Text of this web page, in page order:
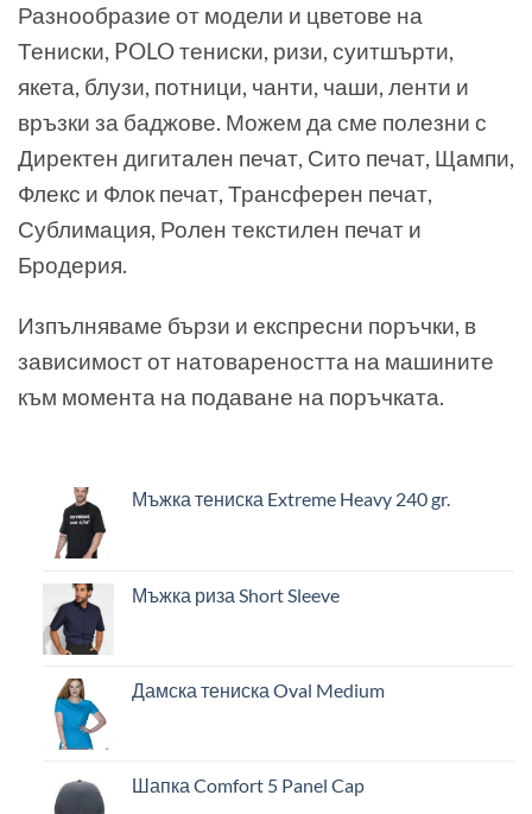
Разнообразие от модели и цветове на
Тениски, POLO тениски, ризи, суитшърти,
якета, блузи, потници, чанти, чаши, ленти и
връзки за баджове. Можем да сме полезни с
Директен дигитален печат, Сито печат, Щампи,
Флекс и Флок печат, Трансферен печат,
Сублимация, Ролен текстилен печат и
Бродерия.
Изпълняваме бързи и експресни поръчки, в
зависимост от натовареността на машините
към момента на подаване на поръчката.
Мъжка тениска Extreme Heavy 240 gr.
Мъжка риза Short Sleeve
Дамска тениска Oval Medium
Шапка Comfort 5 Panel Cap